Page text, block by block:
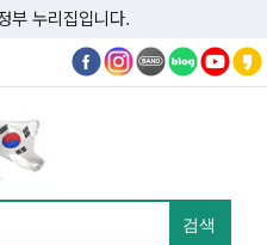
부 누리집입니다.